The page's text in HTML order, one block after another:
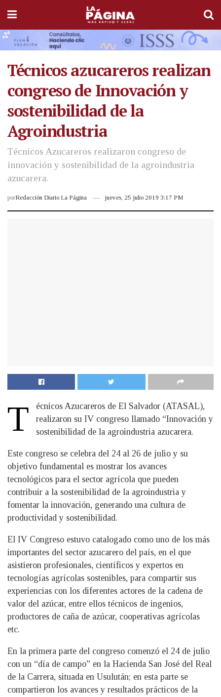
Técnicos azucareros realizan
congreso de Innovación y
sostenibilidad de la
Agroindustria
Técnicos Azucareros realizaron congreso de
innovación y sostenibilidad de la agroindustria
azucarera.
porRedacción Diario La Página jueves, 25 julio 2019 3:17 PM
T
écnicos Azucareros de El Salvador (ATASAL),
realizaron su IV congreso llamado “Innovación y
sostenibilidad de la agroindustria azucarera.
Este congreso se celebra del 24 al 26 de julio y su
objetivo fundamental es mostrar los avances
tecnológicos para el sector agrícola que pueden
contribuir a la sostenibilidad de la agroindustria y
fomentar la innovación, generando una cultura de
productividad y sostenibilidad.
El IV Congreso estuvo catalogado como uno de los más
importantes del sector azucarero del país, en el que
asistieron profesionales, científicos y expertos en
tecnologías agrícolas sostenibles, para compartir sus
experiencias con los diferentes actores de la cadena de
valor del azúcar, entre ellos técnicos de ingenios,
productores de caña de azúcar, cooperativas agrícolas
etc.
En la primera parte del congreso comenzó el 24 de julio
con un “día de campo” en la Hacienda San José del Real
de la Carrera, situada en Usulután; en esta parte se
compartieron los avances y resultados prácticos de la